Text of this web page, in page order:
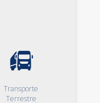
Transporte
Terrestre